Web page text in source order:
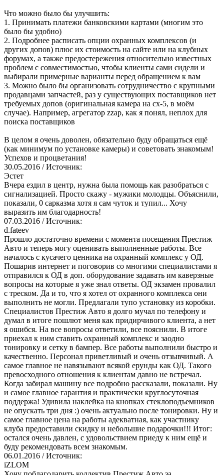
Что можно было бы улучшить:
1. Принимать платежи банковскими картами (многим это
было бы удобно)
2. Подробнее расписать опции охранных комплексов (и
других допов) плюс их стоимость на сайте или на клубных
форумах, а также предостережения относительно известных
проблем с совместимостью, чтобы клиенты сами сидели и
выбирали примерные варианты перед обращением к вам
3. Можно было бы организовать сотрудничество с крупными
продавцами запчастей, раз у существующих поставщиков нет
требуемых допов (оригинальная камера на cx-5, в моём
случае). Например, агрегатор zzap, как я понял, неплох для
поиска поставщиков
В целом я очень доволен, обязательно буду обращаться ещё
(как минимум по установке камеры) и советовать знакомым!
Успехов и процветания!
30.05.2016 / Источник:
Эстет
Вчера ездил в центр, нужна была помощь как разобраться с
сигнализацией. Просто скажу - мужики молодцы. Объяснили,
показали, 0 сарказма хотя я сам чуток и тупил... Хочу
выразить им благодарность!
07.03.2016 / Источник:
d.fateev
Прошло достаточно времени с момента посещения Престиж
Авто и теперь могу оценивать выполненные работы. Все
началось с кусачего ценника на охранный комплекс у ОД.
Пошарив интернет и поговорив со многими специалистами я
отправился к ОД в доп. оборудование задавать им каверзные
вопросы на которые я уже знал ответы. ОД экзамен провалил
с треском. Да и то, что я хотел от охранного комплекса они
выполнить не могли. Предлагали тупо установку из коробки.
Специалистов Престиж Авто я долго мучал по телефону и
думал в итоге пошлют меня как придирчивого клиента, а нет
я ошибся. На все вопросы ответили, все пояснили. В итоге
приехал к ним ставить охранный комплекс и заодно
тонировку и сетку в бампер. Все работы выполнили быстро и
качественно. Персонал приветливый и очень отзывчивый. А
самое главное не навязывают всякой ерунды как ОД. Такого
превосходного отношения к клиентам давно не встречал.
Когда забирал машину все подробно рассказали, показали. Ну
и самое главное гарантия и практически круглосуточная
поддержа! Удивила наклейка на кнопках стеклоподъемников
не опускать три дня :) очень актуально после тонировки. Ну и
самое главное цена на работы адекватная, как участнику
клуба предоставили скидку и небольшие подарочки!!! Итог:
остался очень давлен, с удовольствием приеду к ним ещё и
буду рекомендовать всем знакомым.
06.01.2016 / Источник:
iZLOM